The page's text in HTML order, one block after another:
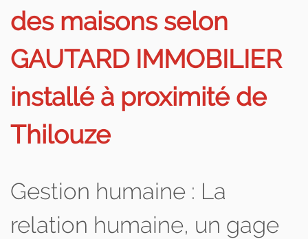
des maisons selon
GAUTARD IMMOBILIER
installé à proximité de
Thilouze
Gestion humaine : La
relation humaine, un gage